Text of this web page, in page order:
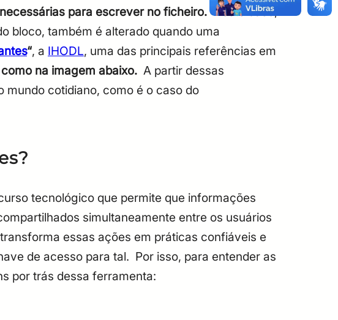
para escrever no ficheiro. Neste caso,
bloco, também é alterado quando uma
“, a IHODL, uma das principais referências em
na imagem abaixo. A partir dessas
cotidiano, como é o caso do
tecnológico que permite que informações
simultaneamente entre os usuários
essas ações em práticas confiáveis e
de acesso para tal. Por isso, para entender as
por trás dessa ferramenta: